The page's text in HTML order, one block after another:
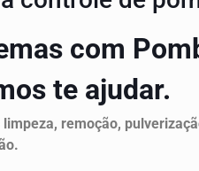
com
te ajudar.
limpeza, remoção,